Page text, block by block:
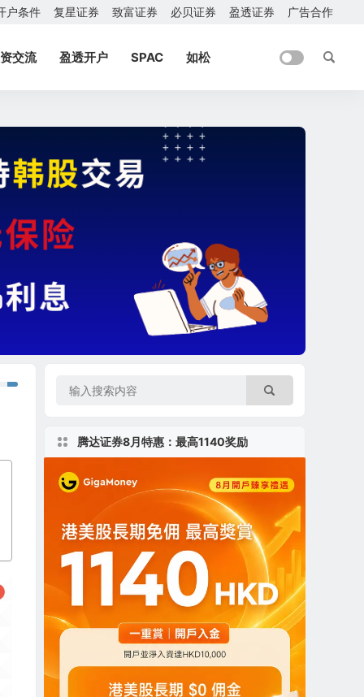
户条件 复星证券 致富证券 必贝证券 盈透证券 广告合作
交流 盈透开户 SPAC 如松
腾达证券8月特惠：最高1140奖励